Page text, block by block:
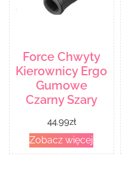
Force Chwyty
Kierownicy Ergo
Gumowe
Czarny Szary
44.99zł
Zobacz więcej